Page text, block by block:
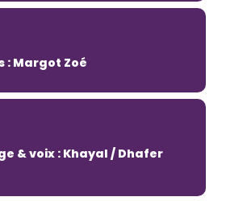
: Margot Zoé
& voix : Khayal / Dhafer